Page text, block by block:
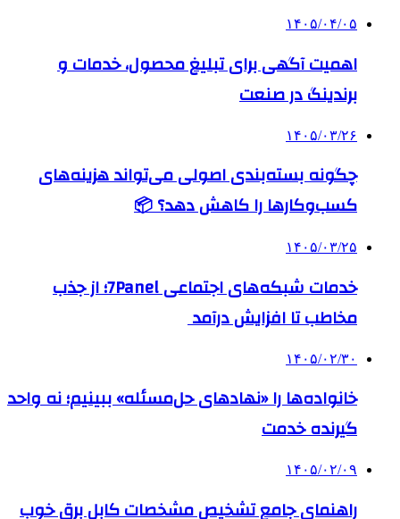
۱۴۰۵/۰۴/۰۵
اهمیت آگهی برای تبلیغ محصول، خدمات و
برندینگ در صنعت
۱۴۰۵/۰۳/۲۶
چگونه بسته‌بندی اصولی می‌تواند هزینه‌های
کسب‌وکارها را کاهش دهد؟ 📦
۱۴۰۵/۰۳/۲۵
خدمات شبکه‌های اجتماعی 7Panel؛ از جذب
مخاطب تا افزایش درآمد
۱۴۰۵/۰۲/۳۰
خانواده‌ها را «نهادهای حل‌مسئله» ببینیم؛ نه واحد
گیرنده خدمت
۱۴۰۵/۰۲/۰۹
راهنمای جامع تشخیص مشخصات کابل برق خوب